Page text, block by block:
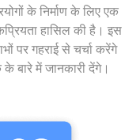
के निर्माण के लिए एक
हासिल की है। इस
पर गहराई से चर्चा करेंगे
बारे में जानकारी देंगे।